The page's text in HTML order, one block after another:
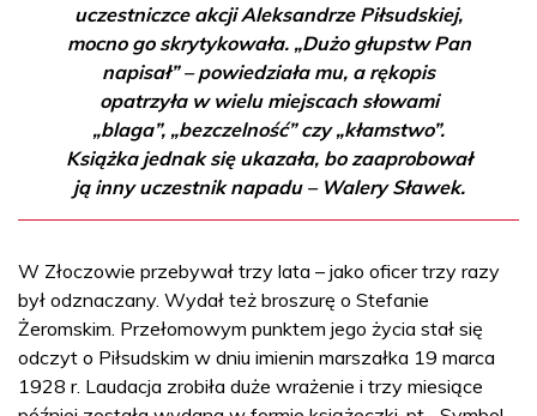
uczestniczce akcji Aleksandrze Piłsudskiej,
mocno go skrytykowała. „Dużo głupstw Pan
napisał” – powiedziała mu, a rękopis
opatrzyła w wielu miejscach słowami
„blaga”, „bezczelność” czy „kłamstwo”.
Książka jednak się ukazała, bo zaaprobował
ją inny uczestnik napadu – Walery Sławek.
W Złoczowie przebywał trzy lata – jako oficer trzy razy
był odznaczany. Wydał też broszurę o Stefanie
Żeromskim. Przełomowym punktem jego życia stał się
odczyt o Piłsudskim w dniu imienin marszałka 19 marca
1928 r. Laudacja zrobiła duże wrażenie i trzy miesiące